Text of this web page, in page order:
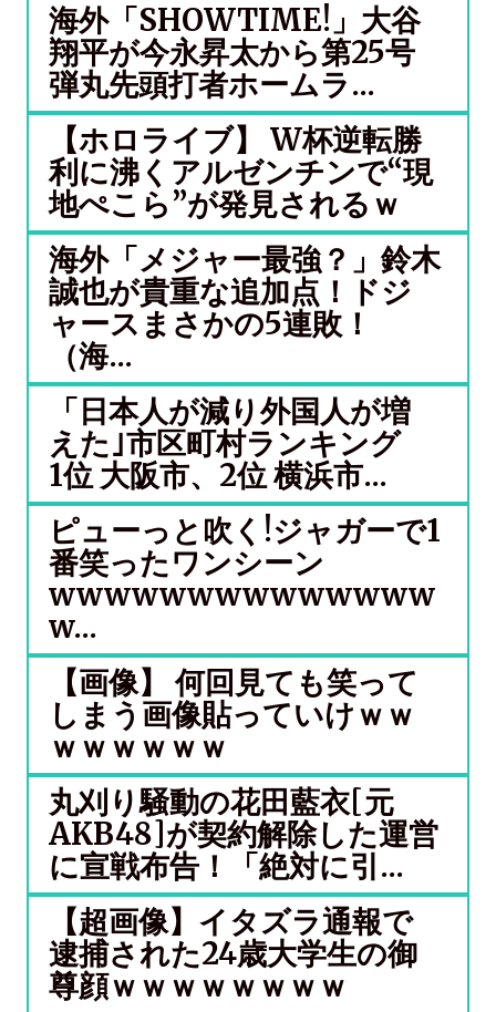
海外「SHOWTIME!」大谷
翔平が今永昇太から第25号
弾丸先頭打者ホームラ...
【ホロライブ】 W杯逆転勝
利に沸くアルゼンチンで“現
地ぺこら”が発見されるｗ
海外「メジャー最強？」鈴木
誠也が貴重な追加点！ドジ
ャースまさかの5連敗！
（海...
「日本人が減り外国人が増
えた｣市区町村ランキング
1位 大阪市、2位 横浜市...
ピューっと吹く!ジャガーで1
番笑ったワンシーン
wwwwwwwwwwwwww
w...
【画像】 何回見ても笑って
しまう画像貼っていけｗｗ
ｗｗｗｗｗｗ
丸刈り騒動の花田藍衣[元
AKB48]が契約解除した運営
に宣戦布告！「絶対に引...
【超画像】イタズラ通報で
逮捕された24歳大学生の御
尊顔ｗｗｗｗｗｗｗｗ